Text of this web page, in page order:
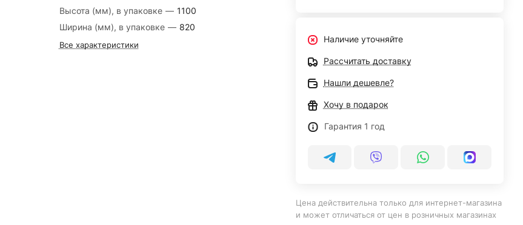
Высота (мм), в упаковке — 1100
Ширина (мм), в упаковке — 820
Все характеристики
Наличие уточняйте
Рассчитать доставку
Нашли дешевле?
Хочу в подарок
Гарантия 1 год
Цена действительна только для интернет-магазина
и может отличаться от цен в розничных магазинах